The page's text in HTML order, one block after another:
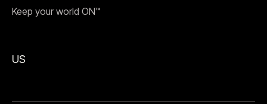
Keep your world ON™
US